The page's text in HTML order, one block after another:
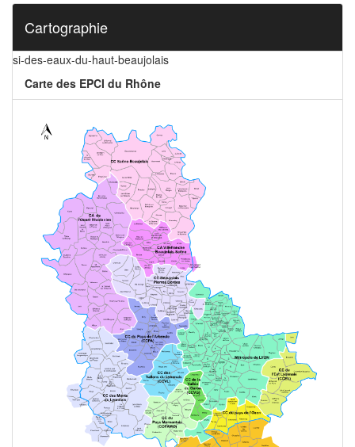
Cartographie
si-des-eaux-du-haut-beaujolais
Carte des EPCI du Rhône